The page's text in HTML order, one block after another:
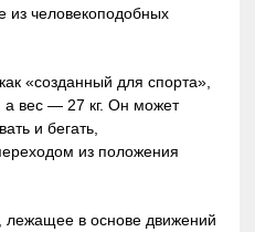
из человекоподобных
«созданный для спорта»,
а вес — 27 кг. Он может
и бегать,
из положения
в основе движений